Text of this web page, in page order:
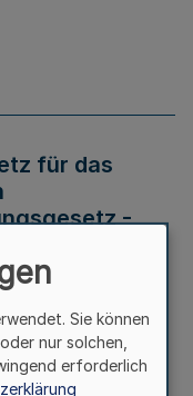
für das
-
Sie können
nur solchen,
erforderlich